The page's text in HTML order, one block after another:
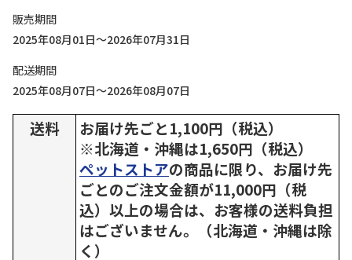
販売期間
2025年08月01日～2026年07月31日
配送期間
2025年08月07日～2026年08月07日
送料
お届け先ごと1,100円（税込）
※北海道・沖縄は1,650円（税込）
ペットストアの商品に限り、お届け先
ごとのご注文金額が11,000円（税
込）以上の場合は、お客様の送料負担
はございません。（北海道・沖縄は除
く）